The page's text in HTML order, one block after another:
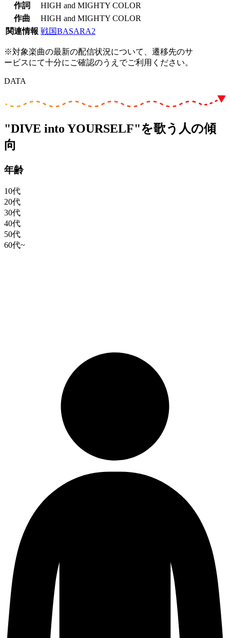
作詞
HIGH and MIGHTY COLOR
作曲
HIGH and MIGHTY COLOR
関連情報 戦国BASARA2
※対象楽曲の最新の配信状況について、遷移先のサ
ービスにて十分にご確認のうえでご利用ください。
DATA
"DIVE into YOURSELF"を歌う人の傾
向
年齢
10代
20代
30代
40代
50代
60代~